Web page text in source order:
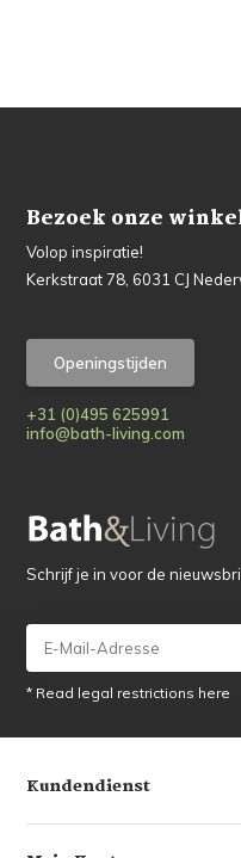
Bezoek onze
Volop inspiratie!
Kerkstraat 78, 6031 CJ
Openingstijden
+31 (0)495 625991
info@bath-living.com
Schrijf je in voor de
* Read legal restrictions here
Kundendienst